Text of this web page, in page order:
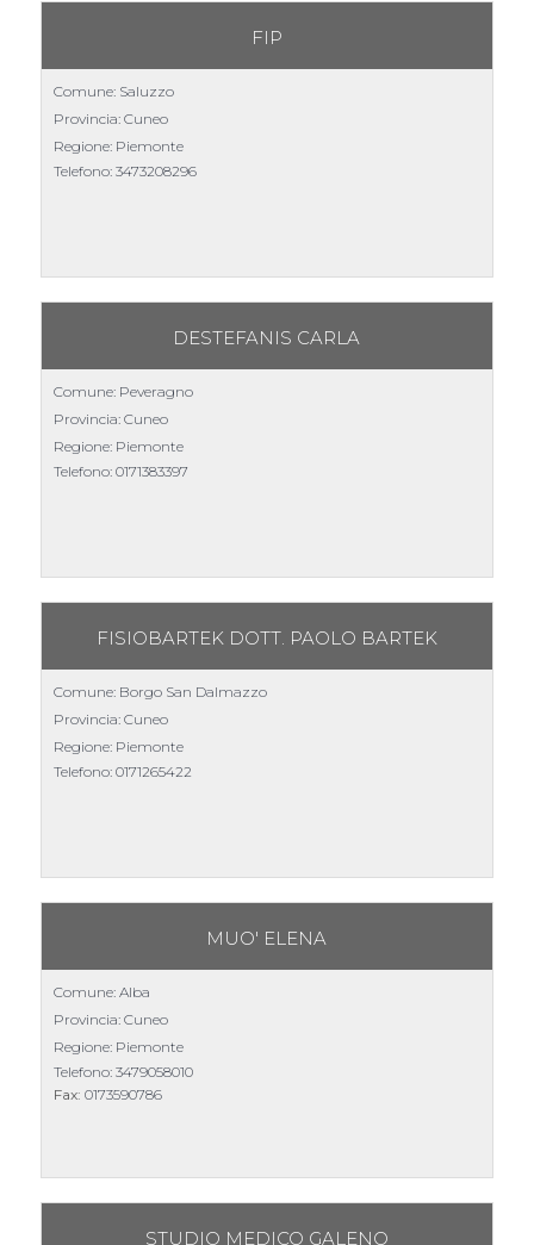
FIP
Comune: Saluzzo
Provincia: Cuneo
Regione: Piemonte
Telefono: 3473208296
DESTEFANIS CARLA
Comune: Peveragno
Provincia: Cuneo
Regione: Piemonte
Telefono: 0171383397
FISIOBARTEK DOTT. PAOLO BARTEK
Comune: Borgo San Dalmazzo
Provincia: Cuneo
Regione: Piemonte
Telefono: 0171265422
MUO' ELENA
Comune: Alba
Provincia: Cuneo
Regione: Piemonte
Telefono: 3479058010
Fax: 0173590786
STUDIO MEDICO GALENO